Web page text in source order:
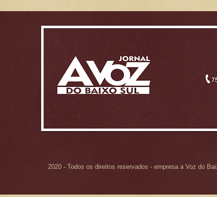
2020 - Todos os direitos reservados - empresa a Voz do